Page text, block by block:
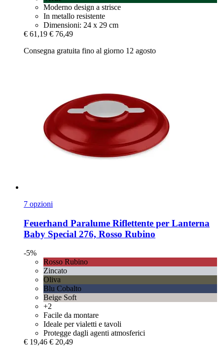
Moderno design a strisce
In metallo resistente
Dimensioni: 24 x 29 cm
€ 61,19 € 76,49
Consegna gratuita fino al giorno 12 agosto
7 opzioni
Feuerhand Paralume Riflettente per Lanterna
Baby Special 276, Rosso Rubino
-5%
Rosso Rubino
Zincato
Oliva
Blu Cobalto
Beige Soft
+2
Facile da montare
Ideale per vialetti e tavoli
Protegge dagli agenti atmosferici
€ 19,46 € 20,49